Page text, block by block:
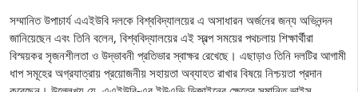
সম্মানিত উপাচার্য এএইউবি দলকে বিশ্ববিদ্যালয়ের এ অসাধারন অর্জনের জন্য অভিনন্দন
জানিয়েছেন এবং তিনি বলেন, বিশ্ববিদ্যালয়ের এই স্বল্প সময়ের পথচলায় শিক্ষার্থীরা
বিস্ময়কর সৃজনশীলতা ও উদ্ভাবনী প্রতিভার স্বাক্ষর রেখেছে। এছাড়াও তিনি দলটির আগামী
ধাপ সমূহের অগ্রযাত্রায় প্রয়োজনীয় সহায়তা অব্যাহত রাখার বিষয়ে নিশ্চয়তা প্রদান